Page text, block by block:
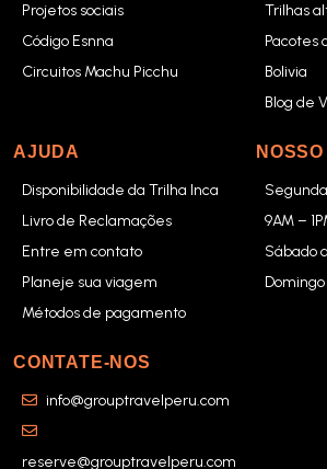
Projetos sociais
Código Esnna
Circuitos Machu Picchu
Trilhas
Pacotes
Bolivia
Blog de
AJUDA
Disponibilidade da Trilha Inca
Livro de Reclamações
Entre em contato
Planeje sua viagem
Métodos de pagamento
9AM –
Sábado
CONTATE-NOS
info@grouptravelperu.com
reserve@grouptravelperu.com